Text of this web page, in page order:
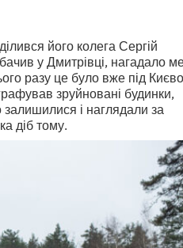
його колега Сергій
у Дмитрівці, нагадало
разу це було вже під
зруйновані будинки,
залишилися і наглядали за
діб тому.